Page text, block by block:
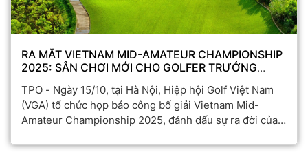
RA MẮT VIETNAM MID-AMATEUR CHAMPIONSHIP
2025: SÂN CHƠI MỚI CHO GOLFER TRƯỞNG
TPO - Ngày 15/10, tại Hà Nội, Hiệp hội Golf Việt Nam
(VGA) tổ chức họp báo công bố giải Vietnam Mid-
Amateur Championship 2025, đánh dấu sự ra đời của
Amateur Series. Đây được xem là cột mốc quan trọng,